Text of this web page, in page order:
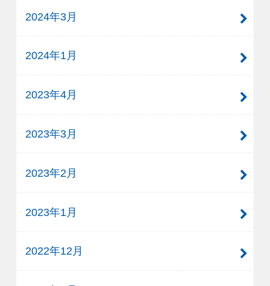
2024年3月
2024年1月
2023年4月
2023年3月
2023年2月
2023年1月
2022年12月